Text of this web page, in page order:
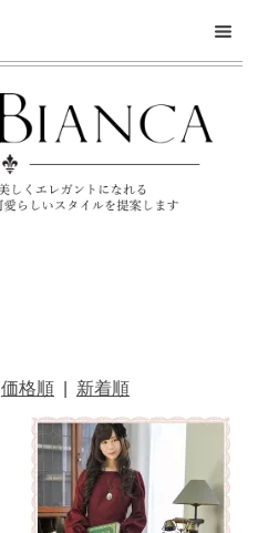
価格順 新着順